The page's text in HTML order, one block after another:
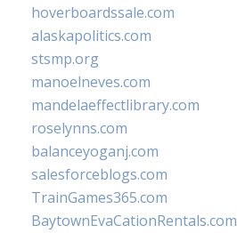
hoverboardssale.com
alaskapolitics.com
stsmp.org
manoelneves.com
mandelaeffectlibrary.com
roselynns.com
balanceyoganj.com
salesforceblogs.com
TrainGames365.com
BaytownEvaCationRentals.com